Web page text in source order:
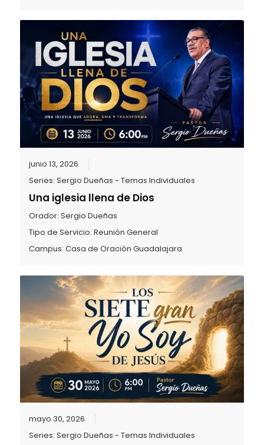
junio 13, 2026
Series:Sergio Dueñas - Temas Individuales
Una iglesia llena de Dios
Orador:Sergio Dueñas
Tipo de Servicio:Reunión General
Campus:Casa de Oración Guadalajara
mayo 30, 2026
Series:Sergio Dueñas - Temas Individuales